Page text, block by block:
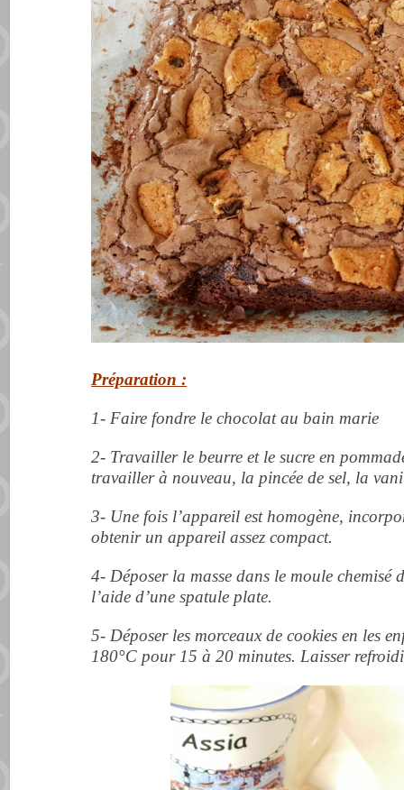
Préparation :
1- Faire fondre le chocolat au bain marie
2- Travailler le beurre et le sucre en
travailler à nouveau, la pincée de sel, la
3- Une fois l’appareil est homogène,
obtenir un appareil assez compact.
4- Déposer la masse dans le moule chemisé
l’aide d’une spatule plate.
5- Déposer les morceaux de cookies en les
180°C pour 15 à 20 minutes.Laisser